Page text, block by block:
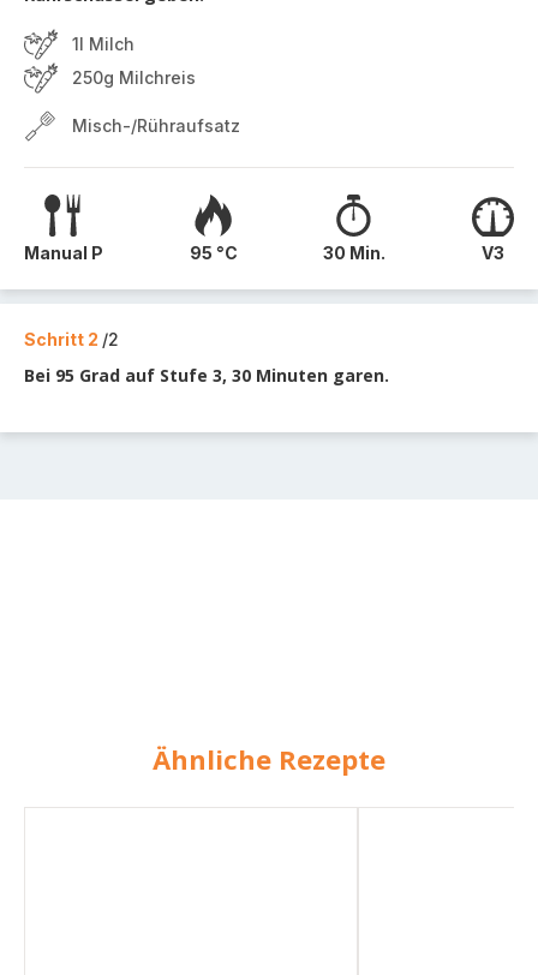
1l Milch
250g Milchreis
Misch-/Rühraufsatz
Manual P 95 °C 30 Min. V3
Schritt 2 /2
Bei 95 Grad auf Stufe 3, 30 Minuten garen.
Ähnliche Rezepte